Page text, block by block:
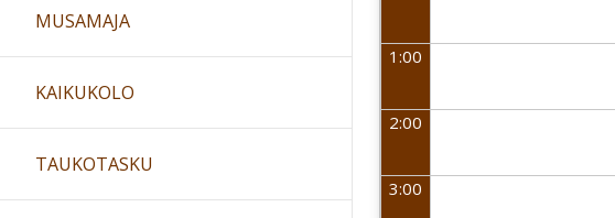
1:00
2:00
3:00
MUSAMAJA
KAIKUKOLO
TAUKOTASKU